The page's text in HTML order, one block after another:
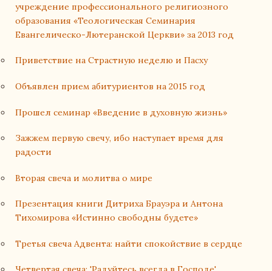
учреждение профессионального религиозного
образования «Теологическая Семинария
Евангелическо-Лютеранской Церкви» за 2013 год
Приветствие на Страстную неделю и Пасху
Объявлен прием абитуриентов на 2015 год
Прошел семинар «Введение в духовную жизнь»
Зажжем первую свечу, ибо наступает время для
радости
Вторая свеча и молитва о мире
Презентация книги Дитриха Брауэра и Антона
Тихомирова «Истинно свободны будете»
Третья свеча Адвента: найти спокойствие в сердце